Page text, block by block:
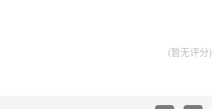
(暂无评分)